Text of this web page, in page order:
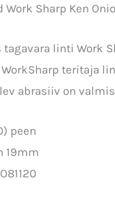
Sharp Ken
linti Work
teritaja
abrasiiv on
peen
19mm